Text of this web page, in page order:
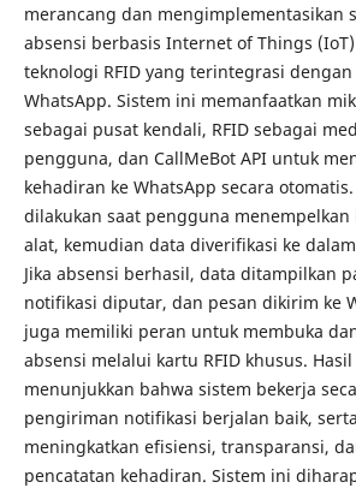
merancang dan mengimplementasikan
absensi berbasis Internet of Things
teknologi RFID yang terintegrasi
WhatsApp. Sistem ini memanfaatkan
sebagai pusat kendali, RFID sebagai
pengguna, dan CallMeBot API untuk
kehadiran ke WhatsApp secara
dilakukan saat pengguna menempelkan
alat, kemudian data diverifikasi ke
Jika absensi berhasil, data ditampilkan
notifikasi diputar, dan pesan dikirim ke
juga memiliki peran untuk membuka
absensi melalui kartu RFID khusus.
menunjukkan bahwa sistem bekerja
pengiriman notifikasi berjalan baik,
meningkatkan efisiensi, transparansi,
pencatatan kehadiran. Sistem ini